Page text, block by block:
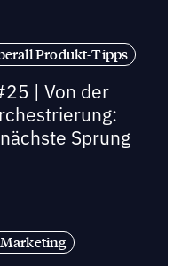
Produkt-Tipps
| Von der
Sprung